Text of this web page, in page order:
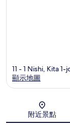
11 - 1 Nishi, Kita
顯示地圖
附近景點